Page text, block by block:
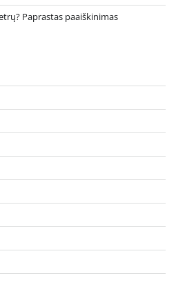
Paprastas paaiškinimas